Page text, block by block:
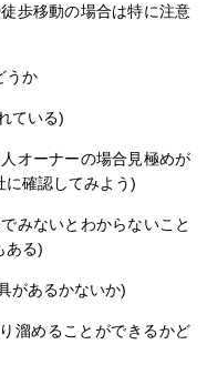
歩移動の場合は特に注意
うか
ている)
オーナーの場合見極めが
に確認してみよう)
みないとわからないこと
ある)
があるかないか)
溜めることができるかど